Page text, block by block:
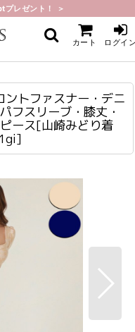
レゼント！ ＞
カート ログイ
・デニム生地 ・花柄・ハートカ
ドレス ワンピース[山崎みどり
トファスナー・デニ
フスリーブ・膝丈・
ース[山崎みどり着
]